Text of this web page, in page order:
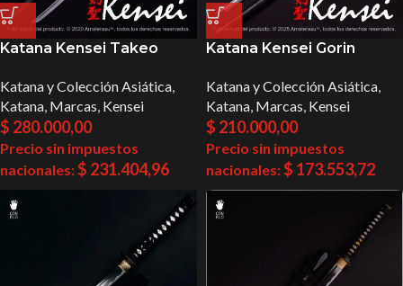
Katana Kensei Takeo
Katana y Colección Asiática,
Katana, Marcas, Kensei
$ 280.000,00
Precio sin impuestos
nacionales:$ 231.404,96
Katana Kensei Gorin
Katana y Colección Asiática,
Katana, Marcas, Kensei
$ 210.000,00
Precio sin impuestos
nacionales:$ 173.553,72